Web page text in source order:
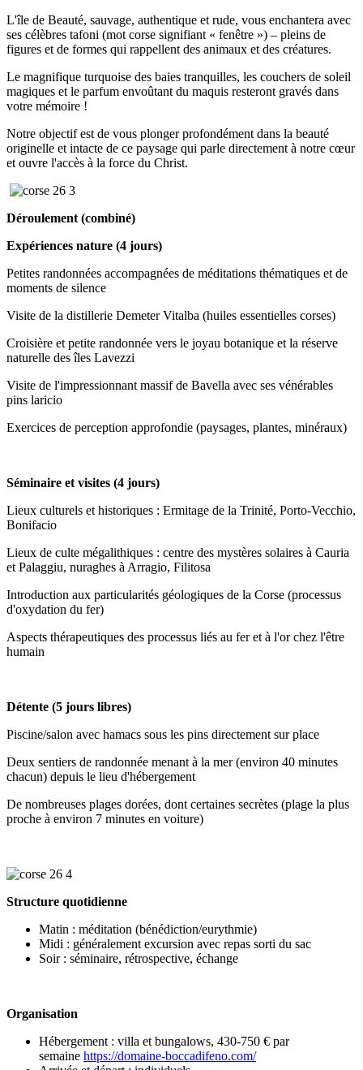
L'île de Beauté, sauvage, authentique et rude, vous enchantera avec
ses célèbres tafoni (mot corse signifiant « fenêtre ») – pleins de
figures et de formes qui rappellent des animaux et des créatures.
Le magnifique turquoise des baies tranquilles, les couchers de soleil
magiques et le parfum envoûtant du maquis resteront gravés dans
votre mémoire !
Notre objectif est de vous plonger profondément dans la beauté
originelle et intacte de ce paysage qui parle directement à notre cœur
et ouvre l'accès à la force du Christ.
Déroulement (combiné)
Expériences nature (4 jours)
Petites randonnées accompagnées de méditations thématiques et de
moments de silence
Visite de la distillerie Demeter Vitalba (huiles essentielles corses)
Croisière et petite randonnée vers le joyau botanique et la réserve
naturelle des îles Lavezzi
Visite de l'impressionnant massif de Bavella avec ses vénérables
pins laricio
Exercices de perception approfondie (paysages, plantes, minéraux)
Séminaire et visites (4 jours)
Lieux culturels et historiques : Ermitage de la Trinité, Porto-Vecchio,
Bonifacio
Lieux de culte mégalithiques : centre des mystères solaires à Cauria
et Palaggiu, nuraghes à Arragio, Filitosa
Introduction aux particularités géologiques de la Corse (processus
d'oxydation du fer)
Aspects thérapeutiques des processus liés au fer et à l'or chez l'être
humain
Détente (5 jours libres)
Piscine/salon avec hamacs sous les pins directement sur place
Deux sentiers de randonnée menant à la mer (environ 40 minutes
chacun) depuis le lieu d'hébergement
De nombreuses plages dorées, dont certaines secrètes (plage la plus
proche à environ 7 minutes en voiture)
Structure quotidienne
Matin : méditation (bénédiction/eurythmie)
Midi : généralement excursion avec repas sorti du sac
Soir : séminaire, rétrospective, échange
Organisation
Hébergement : villa et bungalows, 430-750 € par
semaine https://domaine-boccadifeno.com/